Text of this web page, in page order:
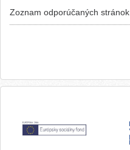
Zoznam odporúčaných stránok